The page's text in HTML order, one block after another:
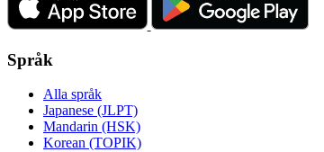
Språk
Alla språk
Japanese (JLPT)
Mandarin (HSK)
Korean (TOPIK)